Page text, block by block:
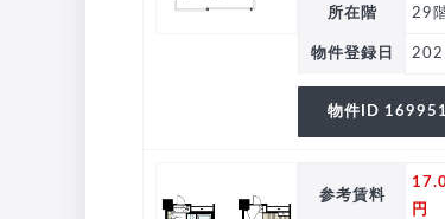
所在階 29
物件登録日
物件ID
参考賃料
円